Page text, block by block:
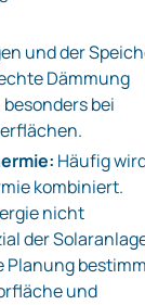
und der
Dämmung
bei
Häufig
kombiniert.
nicht
der
Planung
und